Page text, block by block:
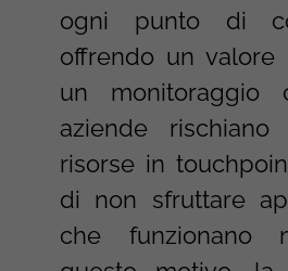
ogni punto di
offrendo un valore
un monitoraggio
aziende
risorse in
di non sfruttare
che funzionano